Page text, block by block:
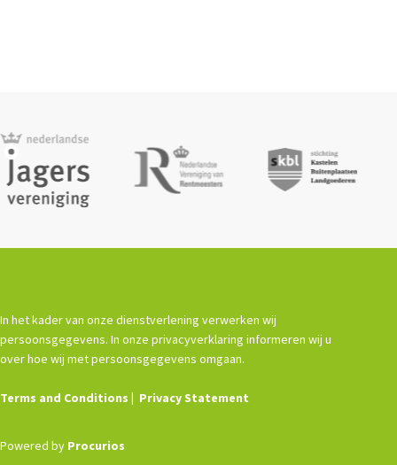
In het kader van onze dienstverlening verwerken wij
persoonsgegevens. In onze privacyverklaring informeren wij u
over hoe wij met persoonsgegevens omgaan.
Terms and Conditions Privacy Statement
Powered by Procurios